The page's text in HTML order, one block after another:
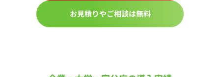
お見積りやご相談は無料